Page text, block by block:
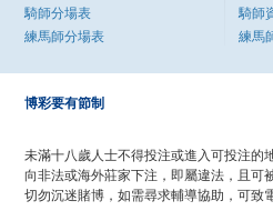
騎師分場表
練馬師分場表
騎師
練馬
博彩要有節制
未滿十八歲人士不得投注或進入可投注的
向非法或海外莊家下注，即屬違法，且可
切勿沉迷賭博，如需尋求輔導協助，可致